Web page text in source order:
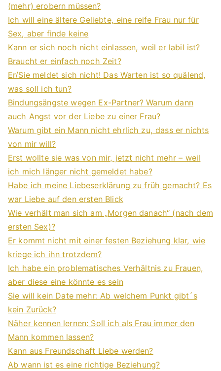
(mehr) erobern müssen?
Ich will eine ältere Geliebte, eine reife Frau nur für
Sex, aber finde keine
Kann er sich noch nicht einlassen, weil er labil ist?
Braucht er einfach noch Zeit?
Er/Sie meldet sich nicht! Das Warten ist so quälend,
was soll ich tun?
Bindungsängste wegen Ex-Partner? Warum dann
auch Angst vor der Liebe zu einer Frau?
Warum gibt ein Mann nicht ehrlich zu, dass er nichts
von mir will?
Erst wollte sie was von mir, jetzt nicht mehr – weil
ich mich länger nicht gemeldet habe?
Habe ich meine Liebeserklärung zu früh gemacht? Es
war Liebe auf den ersten Blick
Wie verhält man sich am „Morgen danach“ (nach dem
ersten Sex)?
Er kommt nicht mit einer festen Beziehung klar, wie
kriege ich ihn trotzdem?
Ich habe ein problematisches Verhältnis zu Frauen,
aber diese eine könnte es sein
Sie will kein Date mehr: Ab welchem Punkt gibt´s
kein Zurück?
Näher kennen lernen: Soll ich als Frau immer den
Mann kommen lassen?
Kann aus Freundschaft Liebe werden?
Ab wann ist es eine richtige Beziehung?